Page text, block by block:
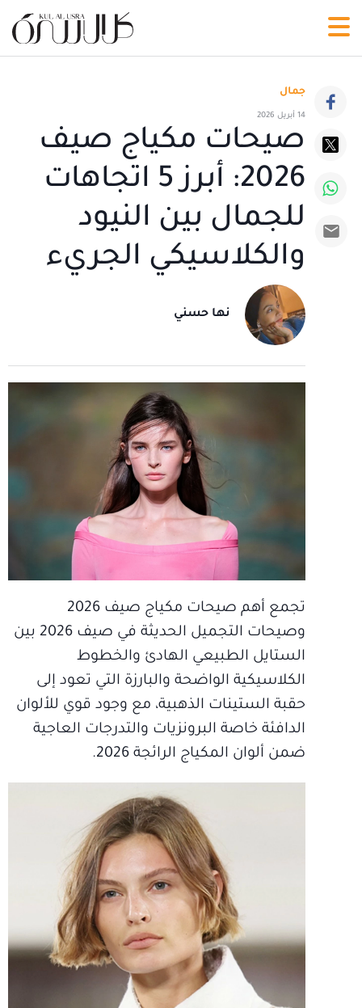
جمال
14 أبريل 2026
صيحات مكياج صيف
2026: أبرز 5 اتجاهات
للجمال بين النيود
والكلاسيكي الجريء
نها حسني
تجمع أهم صيحات مكياج صيف 2026
وصيحات التجميل الحديثة في صيف 2026 بين
الستايل الطبيعي الهادئ والخطوط
الكلاسيكية الواضحة والبارزة التي تعود إلى
حقبة الستينات الذهبية، مع وجود قوي للألوان
الدافئة خاصة البرونزيات والتدرجات العاجية
ضمن ألوان المكياج الرائجة 2026.